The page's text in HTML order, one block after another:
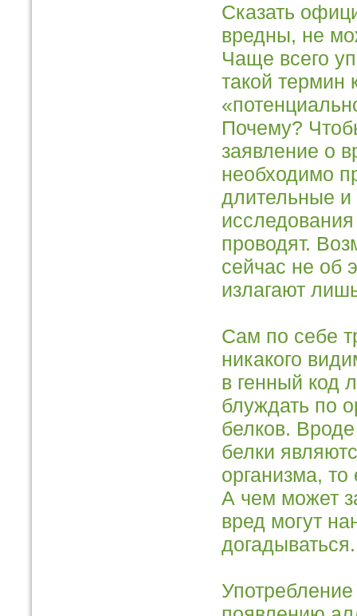
Сказать
вредны, не
Чаще всего
такой термин
Почему?
заявление о
необходимо
длительные
проводят.
сейчас не об
излагают
Сам по себе
никакого
в генный код
блуждать по
белков.
белки
организма,
А чем может
вред могут
догадываться.